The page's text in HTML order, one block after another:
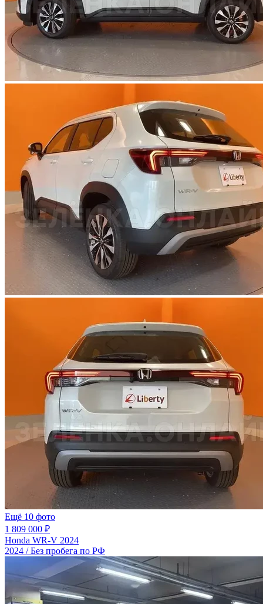
Ещё 10 фото
1 809 000 ₽
Honda WR-V 2024
2024 / Без пробега по РФ